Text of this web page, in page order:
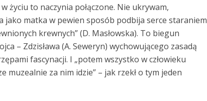
życiu to naczynia połączone. Nie ukrywam,
jako matka w pewien sposób podbija serce staraniem
krewnych” (D. Masłowska). To biegun
– Zdzisława (A. Seweryn) wychowującego zasadą
fascynacji. I „potem wszystko w człowieku
muzealnie za nim idzie” – jak rzekł o tym jeden